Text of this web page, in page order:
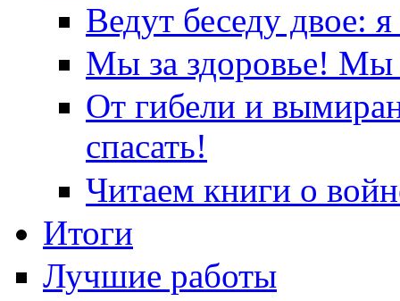
Ведут беседу двое:
Мы за здоровье! Мы
От гибели и
спасать!
Читаем книги о
Итоги
Лучшие работы